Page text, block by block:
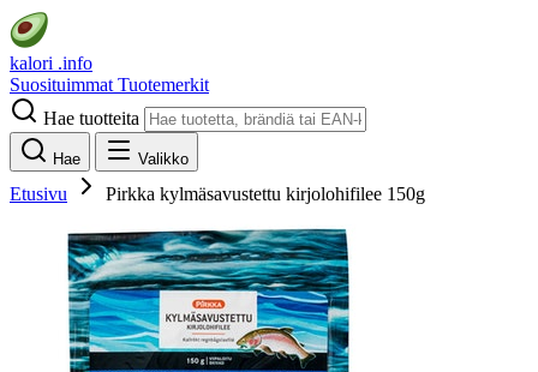
kalori .info
Suosituimmat Tuotemerkit
Hae tuotteita
Hae Valikko
Etusivu Pirkka kylmäsavustettu kirjolohifilee 150g